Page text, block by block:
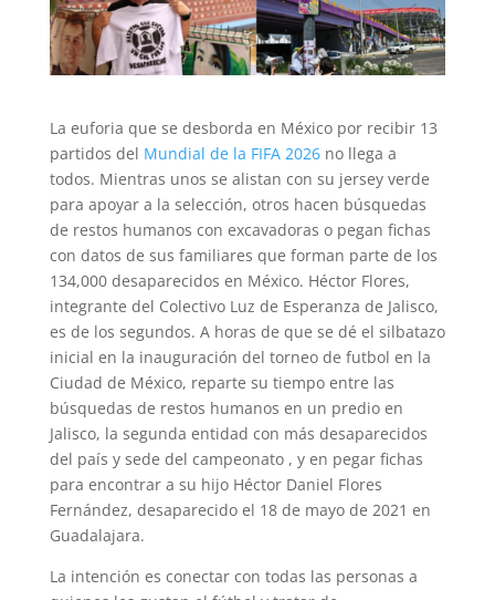
La euforia que se desborda en México por recibir 13
partidos del Mundial de la FIFA 2026no llega a
todos. Mientras unos se alistan con su jersey verde
para apoyar a la selección, otros hacen búsquedas
de restos humanos con excavadoras o pegan fichas
con datos de sus familiares que forman parte de los
134,000 desaparecidos en México. Héctor Flores,
integrante del Colectivo Luz de Esperanza de Jalisco,
es de los segundos. A horas de que se dé el silbatazo
inicial en la inauguración del torneo de futbol en la
Ciudad de México, reparte su tiempo entre las
búsquedas de restos humanos en un predio en
Jalisco, la segunda entidad con más desaparecidos
del país y sede del campeonato , y en pegar fichas
para encontrar a su hijo Héctor Daniel Flores
Fernández, desaparecido el 18 de mayo de 2021 en
Guadalajara.
La intención es conectar con todas las personas a